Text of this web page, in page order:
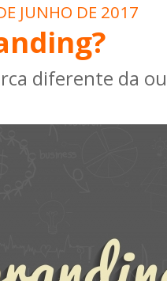
JUNHO DE 2017
diferente da